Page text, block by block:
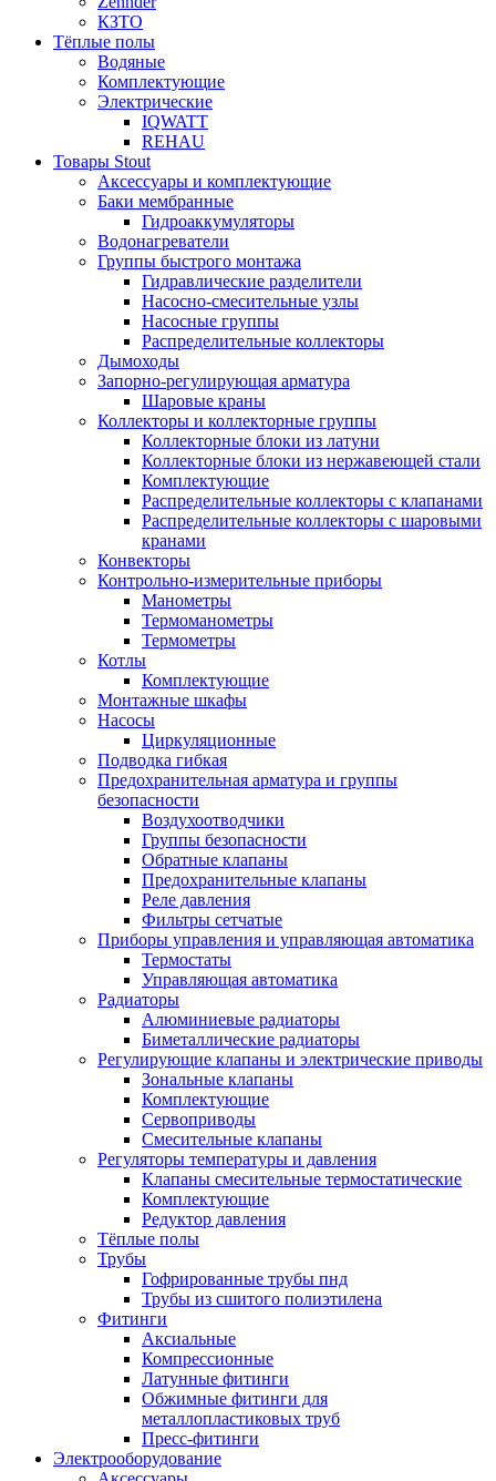
КЗТО
Тёплые полы
Водяные
Комплектующие
Электрические
IQWATT
REHAU
Товары Stout
Аксессуары и комплектующие
Баки мембранные
Гидроаккумуляторы
Водонагреватели
Группы быстрого монтажа
Гидравлические разделители
Насосно-смесительные узлы
Насосные группы
Распределительные коллекторы
Дымоходы
Запорно-регулирующая арматура
Шаровые краны
Коллекторы и коллекторные группы
Коллекторные блоки из латуни
Коллекторные блоки из нержавеющей стали
Комплектующие
Распределительные коллекторы с клапанами
Распределительные коллекторы с шаровыми
кранами
Конвекторы
Контрольно-измерительные приборы
Манометры
Термоманометры
Термометры
Котлы
Комплектующие
Монтажные шкафы
Насосы
Циркуляционные
Подводка гибкая
Предохранительная арматура и группы
безопасности
Воздухоотводчики
Группы безопасности
Обратные клапаны
Предохранительные клапаны
Реле давления
Фильтры сетчатые
Приборы управления и управляющая автоматика
Термостаты
Управляющая автоматика
Радиаторы
Алюминиевые радиаторы
Биметаллические радиаторы
Регулирующие клапаны и электрические приводы
Зональные клапаны
Комплектующие
Сервоприводы
Смесительные клапаны
Регуляторы температуры и давления
Клапаны смесительные термостатические
Комплектующие
Редуктор давления
Тёплые полы
Трубы
Гофрированные трубы пнд
Трубы из сшитого полиэтилена
Фитинги
Аксиальные
Компрессионные
Латунные фитинги
Обжимные фитинги для
металлопластиковых труб
Пресс-фитинги
Электрооборудование